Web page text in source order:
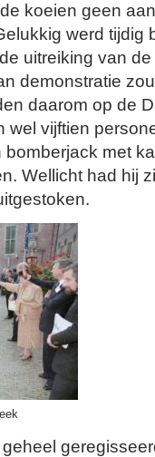
koeien geen
werd tijdig
uitreiking van
demonstratie
daarom op de
wel vijftien
met
Wellicht had hij